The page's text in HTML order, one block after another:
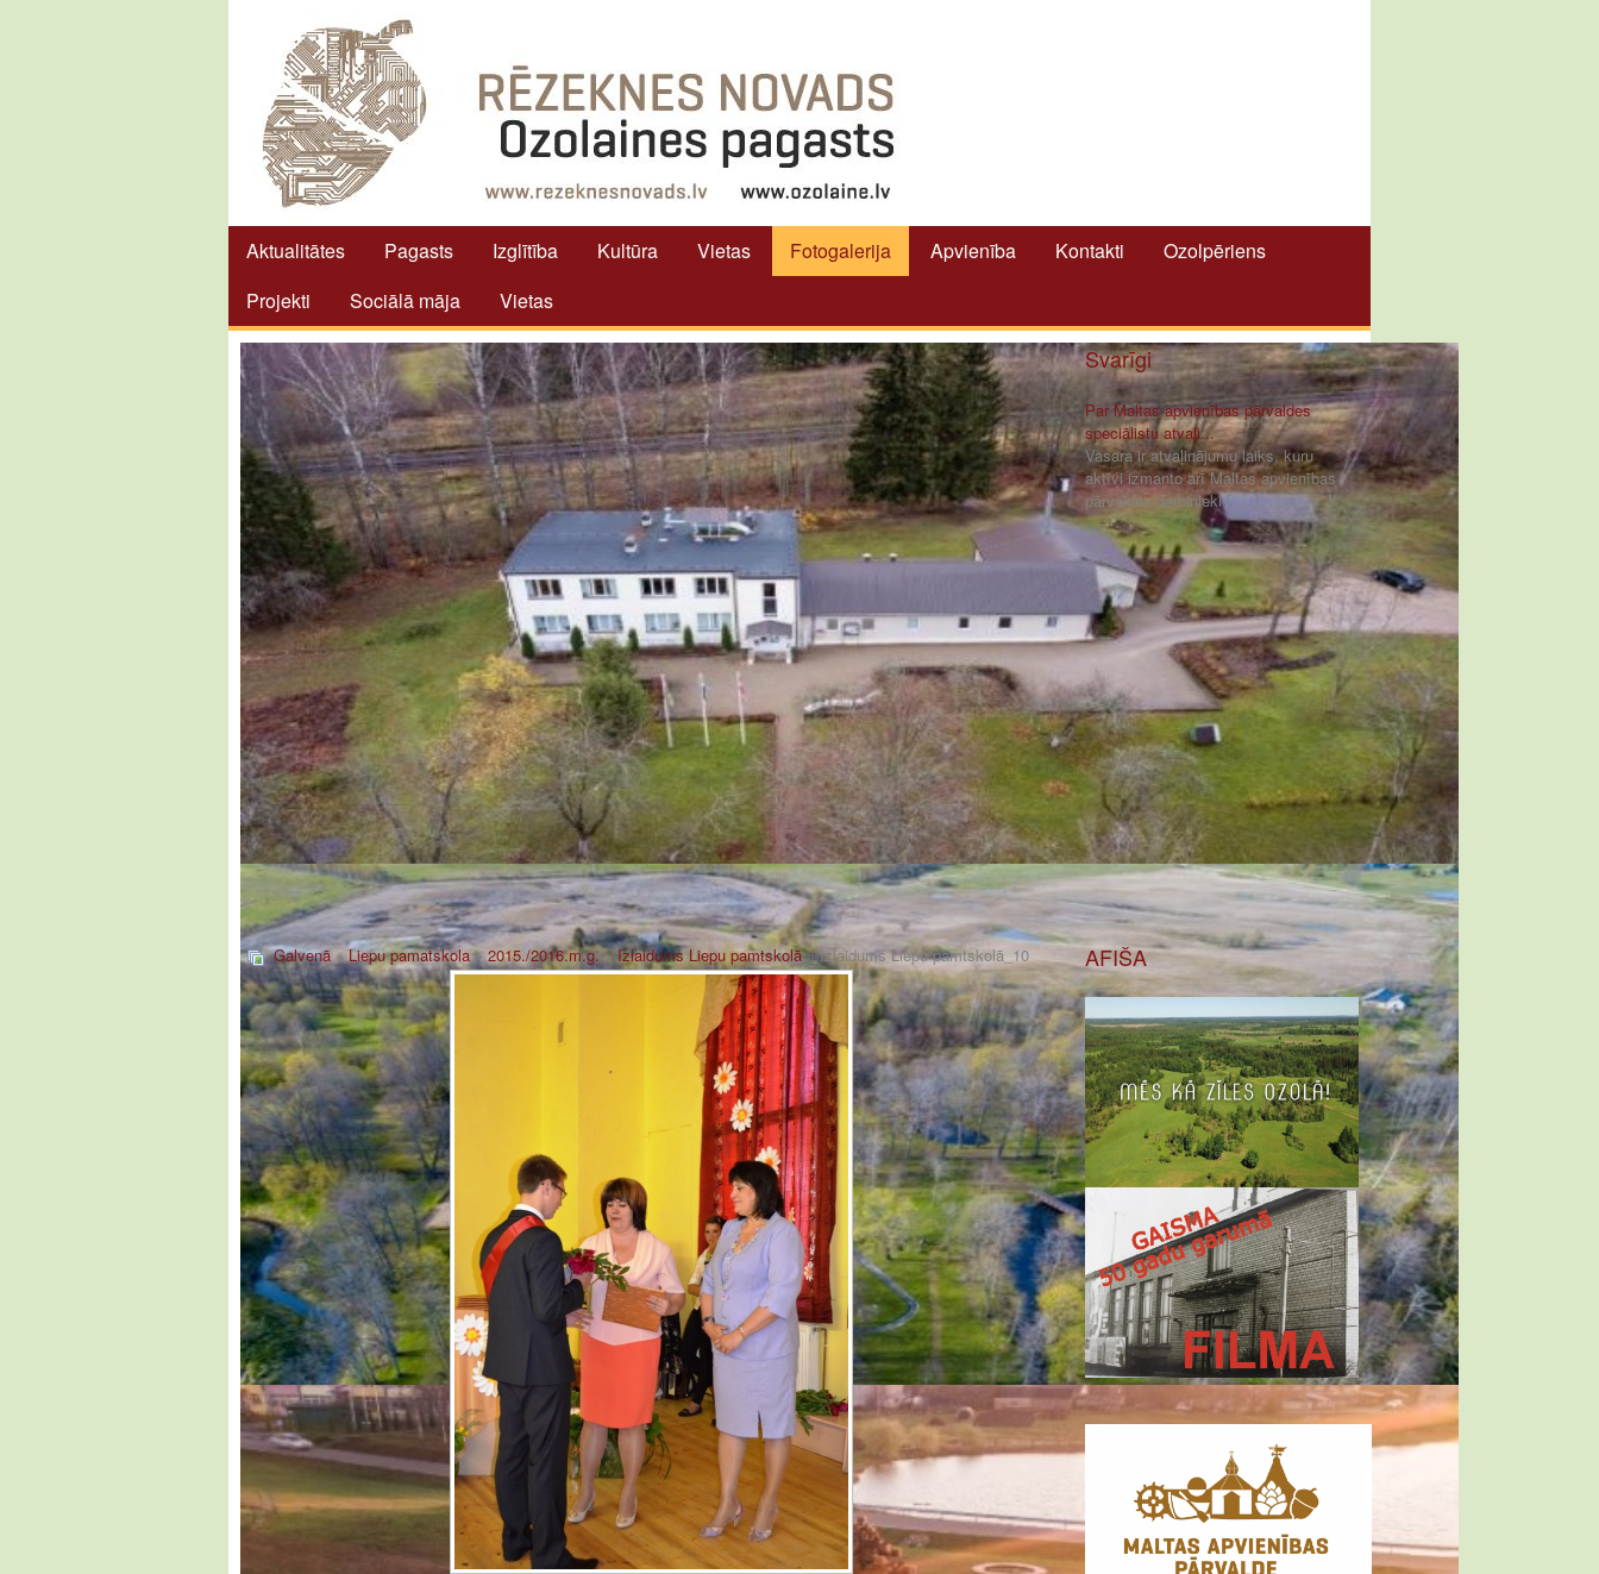
Aktualitātes Pagasts Izglītība Kultūra Vietas Fotogalerija Apvienība Kontakti
Ozolpēriens
Projekti
Sociālā māja Vietas
Svarīgi
Par Maltas apvienības pārvaldes
speciālistu atvaļi...
Vasara ir atvaļinājumu laiks, kuru
aktīvi izmanto arī Maltas apvienības
pārvaldes darbinieki [ ... ]
Galvenā»Liepu pamatskola»2015./2016.m.g.»Izlaidums Liepu pamtskolā» Izlaidums Liepu pamtskolā_10 AFIŠA